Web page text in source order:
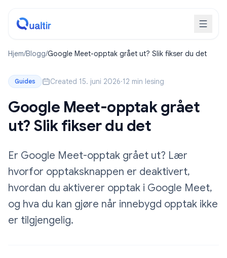
Hjem/Blogg/Google Meet-opptak grået ut? Slik fikser du det
Guides Created 15. juni 2026·12 min lesing
Google Meet-opptak grået
ut? Slik fikser du det
Er Google Meet-opptak grået ut? Lær
hvorfor opptaksknappen er deaktivert,
hvordan du aktiverer opptak i Google Meet,
og hva du kan gjøre når innebygd opptak ikke
er tilgjengelig.